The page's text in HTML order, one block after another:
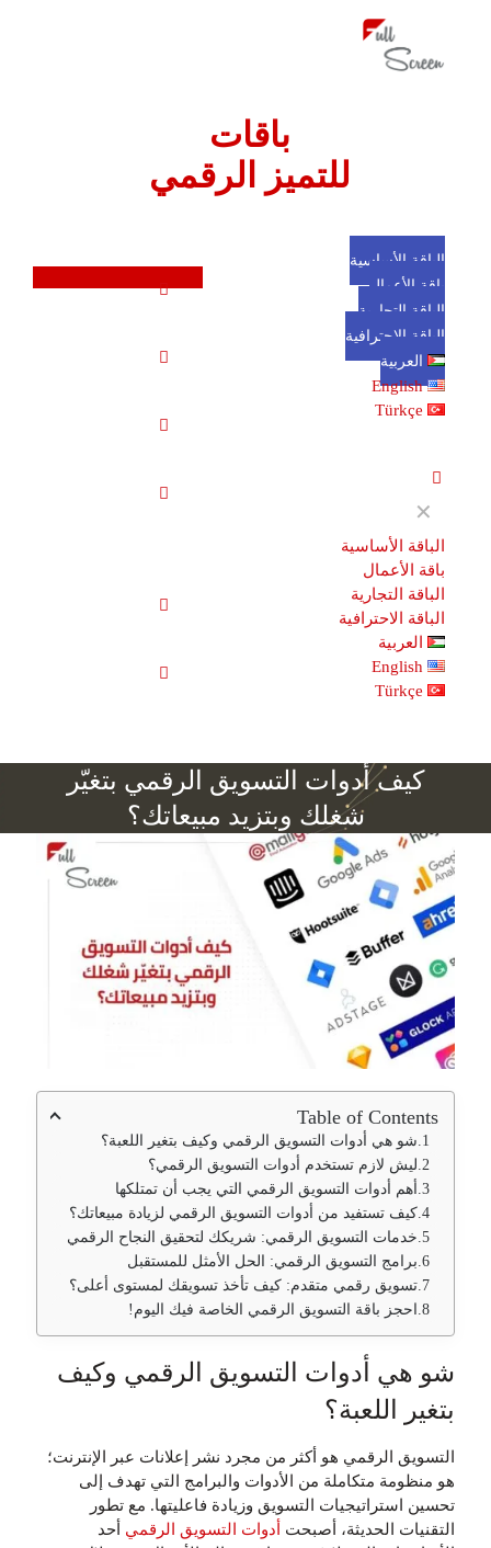
باقات
للتميز الرقمي
الباقة الأساسية
باقة الأعمال
الباقة التجارية
الباقة الاحترافية
العربية
English
Türkçe
✕
الباقة الأساسية
باقة الأعمال
الباقة التجارية
الباقة الاحترافية
العربية
English
Türkçe
كيف أدوات التسويق الرقمي بتغيّر
شغلك وبتزيد مبيعاتك؟
Table of Contents
شو هي أدوات التسويق الرقمي وكيف بتغير اللعبة؟
ليش لازم تستخدم أدوات التسويق الرقمي؟
أهم أدوات التسويق الرقمي التي يجب أن تمتلكها
كيف تستفيد من أدوات التسويق الرقمي لزيادة مبيعاتك؟
خدمات التسويق الرقمي: شريكك لتحقيق النجاح الرقمي
برامج التسويق الرقمي: الحل الأمثل للمستقبل
تسويق رقمي متقدم: كيف تأخذ تسويقك لمستوى أعلى؟
احجز باقة التسويق الرقمي الخاصة فيك اليوم!
شو هي أدوات التسويق الرقمي وكيف
بتغير اللعبة؟
التسويق الرقمي هو أكثر من مجرد نشر إعلانات عبر الإنترنت؛
هو منظومة متكاملة من الأدوات والبرامج التي تهدف إلى
تحسين استراتيجيات التسويق وزيادة فاعليتها. مع تطور
التقنيات الحديثة، أصبحت
أدوات التسويق الرقمي أحد